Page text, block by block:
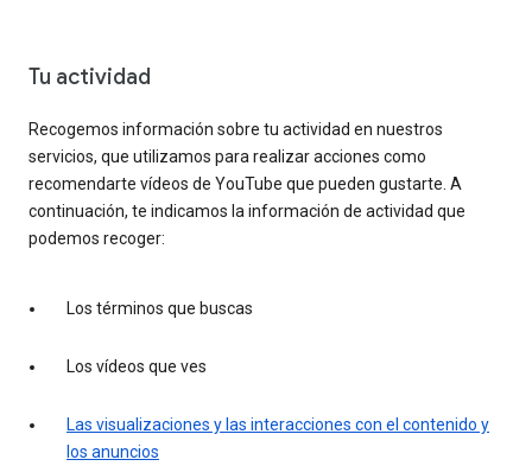
Tu actividad
Recogemos información sobre tu actividad en nuestros
servicios, que utilizamos para realizar acciones como
recomendarte vídeos de YouTube que pueden gustarte. A
continuación, te indicamos la información de actividad que
podemos recoger:
Los términos que buscas
Los vídeos que ves
Las visualizaciones y las interacciones con el contenido y
los anuncios